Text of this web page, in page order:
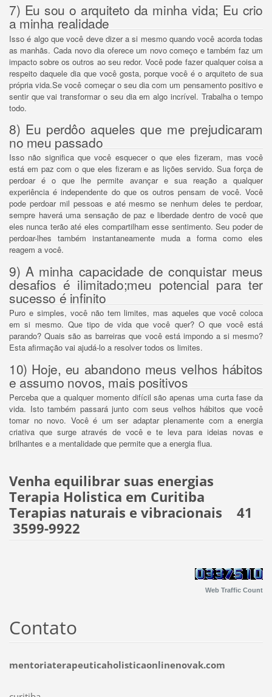
7) Eu sou o arquiteto da minha vida; Eu crio
a minha realidade
Isso é algo que você deve dizer a si mesmo quando você acorda todas
as manhãs. Cada novo dia oferece um novo começo e também faz um
impacto sobre os outros ao seu redor.Você pode fazer qualquer coisa a
respeito daquele dia que você gosta, porque você é o arquiteto de sua
própria vida.Se você começar o seu dia com um pensamento positivo e
sentir que vai transformar o seu dia em algo incrível. Trabalha o tempo
todo.
8) Eu perdôo aqueles que me prejudicaram
no meu passado
Isso não significa que você esquecer o que eles fizeram, mas você
está em paz com o que eles fizeram e as lições servido.Sua força de
perdoar é o que lhe permite avançar e sua reação a qualquer
experiência é independente do que os outros pensam de você.Você
pode perdoar mil pessoas e até mesmo se nenhum deles te perdoar,
sempre haverá uma sensação de paz e liberdade dentro de você que
eles nunca terão até eles compartilham esse sentimento.Seu poder de
perdoar-lhes também instantaneamente muda a forma como eles
reagem a você.
9) A minha capacidade de conquistar meus
desafios é ilimitado;meu potencial para ter
sucesso é infinito
Puro e simples, você não tem limites, mas aqueles que você coloca
em si mesmo. Que tipo de vida que você quer?O que você está
parando?Quais são as barreiras que você está impondo a si mesmo?
Esta afirmação vai ajudá-lo a resolver todos os limites.
10) Hoje, eu abandono meus velhos hábitos
e assumo novos, mais positivos
Perceba que a qualquer momento difícil são apenas uma curta fase da
vida. Isto também passará junto com seus velhos hábitos que você
tomar no novo. Você é um ser adaptar plenamente com a energia
criativa que surge através de você e te leva para ideias novas e
brilhantes e a mentalidade que permite que a energia flua.
Venha equilibrar suas energias
Terapia Holistica em Curitiba
Terapias naturais e vibracionais 41
3599-9922
Web Traffic Count
Contato
mentoriaterapeuticaholisticaonlinenovak.com